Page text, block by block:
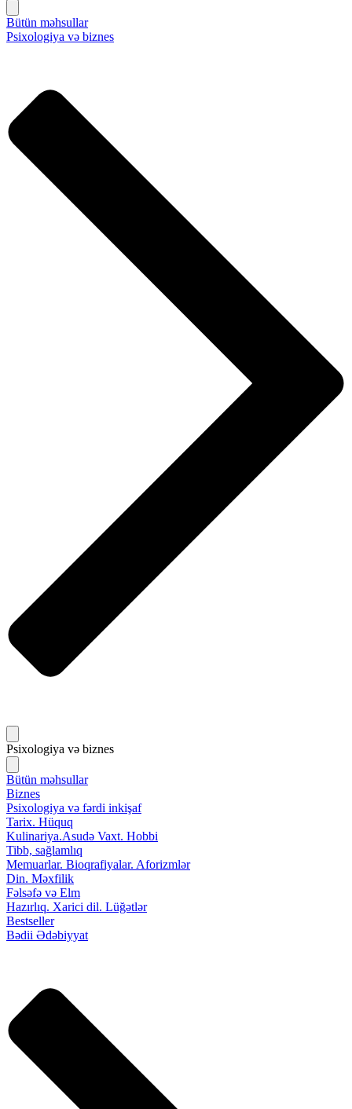
Bütün məhsullar
Psixologiya və biznes
Psixologiya və biznes
Bütün məhsullar
Biznes
Psixologiya və fərdi inkişaf
Tarix. Hüquq
Kulinariya.Asudə Vaxt. Hobbi
Tibb, sağlamlıq
Memuarlar. Bioqrafiyalar. Aforizmlər
Din. Məxfilik
Fəlsəfə və Elm
Hazırlıq. Xarici dil. Lüğətlər
Bestseller
Bədii Ədəbiyyat